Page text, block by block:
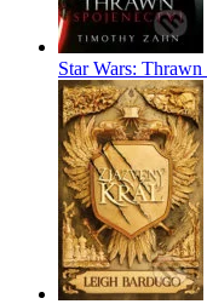
Star Wars: